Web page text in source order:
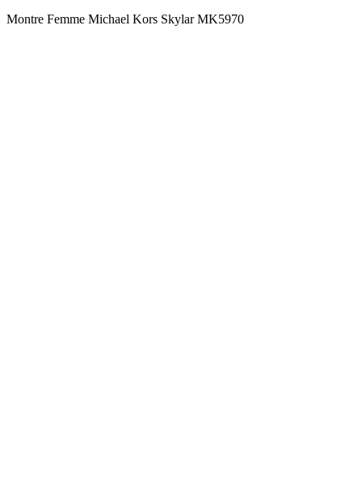
Montre Femme Michael Kors Skylar MK5970